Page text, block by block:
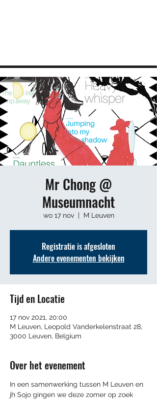
Mr Chong @
Museumnacht
wo 17 nov
  |
M Leuven
Registratie is afgesloten
Andere evenementen bekijken
Tijd en Locatie
17 nov 2021, 20:00
M Leuven, Leopold Vanderkelenstraat 28,
3000 Leuven, Belgium
Over het evenement
In een samenwerking tussen M Leuven en
jh Sojo gingen we deze zomer op zoek